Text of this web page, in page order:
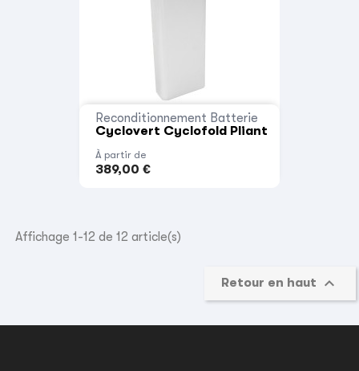
Reconditionnement Batterie
Cyclovert Cyclofold Pliant
À partir de
389,00 €
Affichage 1-12 de 12 article(s)
Retour en haut 